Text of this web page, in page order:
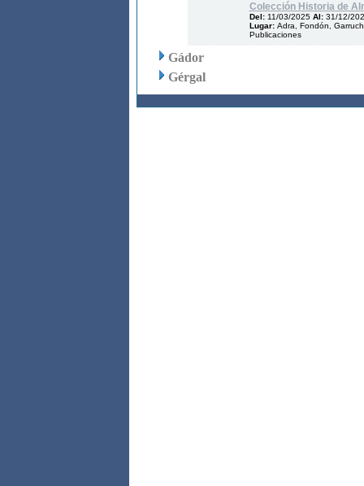
Colección Historia de
Del: 11/03/2025 Al: 31/12/
Lugar: Adra, Fondón,
Publicaciones
Gádor
Gérgal